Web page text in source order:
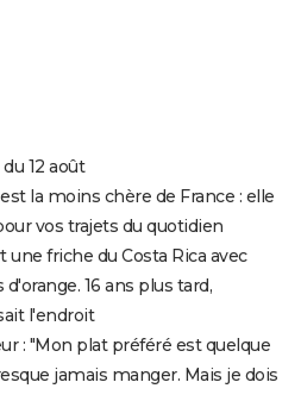
12 août
la moins chère de France : elle
vos trajets du quotidien
une friche du Costa Rica avec
16 ans plus tard,
l'endroit
: "Mon plat préféré est quelque
jamais manger. Mais je dois